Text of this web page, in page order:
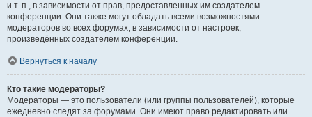
и т. п., в зависимости от прав, предоставленных им создателем
конференции. Они также могут обладать всеми возможностями
модераторов во всех форумах, в зависимости от настроек,
произведённых создателем конференции.
Вернуться к началу
Кто такие модераторы?
Модераторы — это пользователи (или группы пользователей), которые
ежедневно следят за форумами. Они имеют право редактировать или